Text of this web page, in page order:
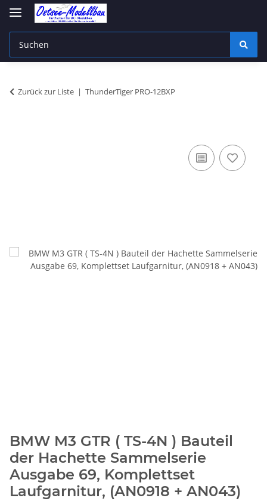
Zurück zur Liste ThunderTiger PRO-12BXP
BMW M3 GTR ( TS-4N ) Bauteil
der Hachette Sammelserie
Ausgabe 69, Komplettset
Laufgarnitur, (AN0918 + AN043)